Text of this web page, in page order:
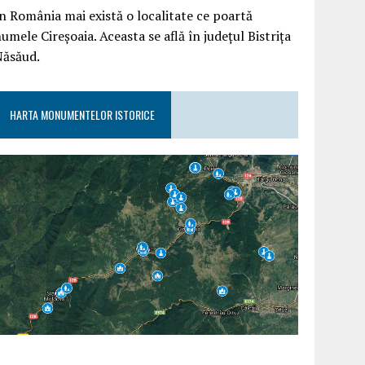
România mai există o localitate ce poartă
Cireșoaia. Aceasta se află în județul Bistrița
HARTA MONUMENTELOR ISTORICE